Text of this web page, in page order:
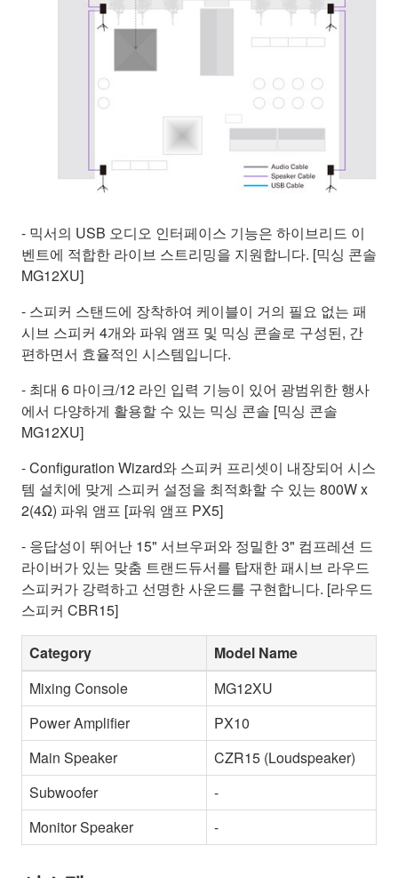
- 믹서의 USB 오디오 인터페이스 기능은 하이브리드 이
벤트에 적합한 라이브 스트리밍을 지원합니다. [믹싱 콘솔
MG12XU]
- 스피커 스탠드에 장착하여 케이블이 거의 필요 없는 패
시브 스피커 4개와 파워 앰프 및 믹싱 콘솔로 구성된, 간
편하면서 효율적인 시스템입니다.
- 최대 6 마이크/12 라인 입력 기능이 있어 광범위한 행사
에서 다양하게 활용할 수 있는 믹싱 콘솔 [믹싱 콘솔
MG12XU]
- Configuration Wizard와 스피커 프리셋이 내장되어 시스
템 설치에 맞게 스피커 설정을 최적화할 수 있는 800W x
2(4Ω) 파워 앰프 [파워 앰프 PX5]
- 응답성이 뛰어난 15" 서브우퍼와 정밀한 3" 컴프레션 드
라이버가 있는 맞춤 트랜드듀서를 탑재한 패시브 라우드
스피커가 강력하고 선명한 사운드를 구현합니다. [라우드
스피커 CBR15]
Category
Model Name
Mixing Console
MG12XU
Power Amplifier
PX10
Main Speaker
CZR15 (Loudspeaker)
Subwoofer
-
Monitor Speaker
-